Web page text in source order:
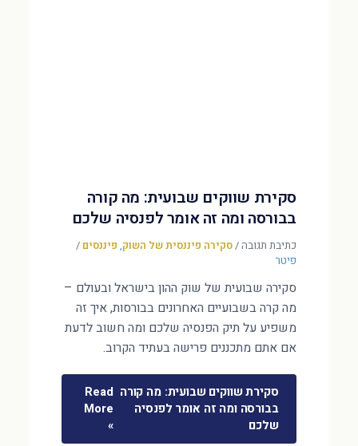
סקירת שווקים שבועית: מה קורה
בבורסה ומה זה אומר לפנסיה שלכם
כתיבת תגובה/סקירה פיננסית של השוק, פיננסים /
פיטר
סקירה שבועית של שוק ההון בישראל ובעולם –
מה קרה בשבועיים האחרונים בבורסות, איך זה
משפיע על תיק הפנסיה שלכם ומה חשוב לדעת
אם אתם מתכננים פרישה בעתיד הקרוב.
סקירת שווקים שבועית: מה קורה
בבורסה ומה זה אומר לפנסיה
שלכם
Read
More
»